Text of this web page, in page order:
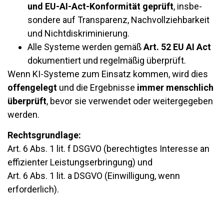
und EU-AI-Act-Kon­for­mität ge­prüft, ins­be­
son­dere auf Trans­pa­renz, Nach­voll­zieh­bar­keit
und Nichtdiskriminierung.
Alle Sys­teme werden gemäßArt. 52 EU AI Act
do­ku­men­tiert und re­gel­mäßig überprüft.
Wenn KI-Sys­teme zum Ein­satz kommen, wird dies
of­fen­ge­legt und die Er­geb­nisse immer mensch­lich
über­prüft, bevor sie ver­wendet oder wei­ter­ge­geben
werden.
Rechts­grund­lage:
Art. 6 Abs. 1 lit. f DSGVO (be­rech­tigtes In­ter­esse an
ef­fi­zi­enter Leis­tungs­er­brin­gung) und
Art. 6 Abs. 1 lit. a DSGVO (Ein­wil­li­gung, wenn
erforderlich).